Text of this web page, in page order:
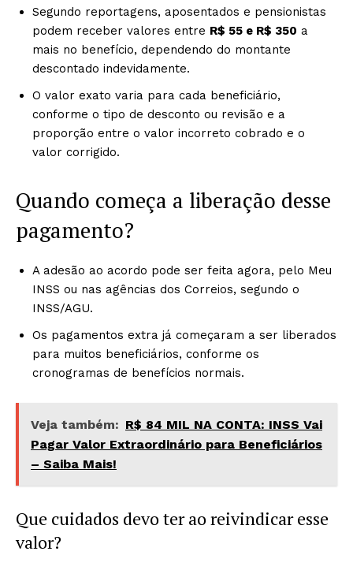
Segundo reportagens, aposentados e pensionistas
podem receber valores entre R$ 55 e R$ 350 a
mais no benefício, dependendo do montante
descontado indevidamente.
O valor exato varia para cada beneficiário,
conforme o tipo de desconto ou revisão e a
proporção entre o valor incorreto cobrado e o
valor corrigido.
Quando começa a liberação desse
pagamento?
A adesão ao acordo pode ser feita agora, pelo Meu
INSS ou nas agências dos Correios, segundo o
INSS/AGU.
Os pagamentos extra já começaram a ser liberados
para muitos beneficiários, conforme os
cronogramas de benefícios normais.
Veja também: R$ 84 MIL NA CONTA: INSS Vai
Pagar Valor Extraordinário para Beneficiários
– Saiba Mais!
Que cuidados devo ter ao reivindicar esse
valor?